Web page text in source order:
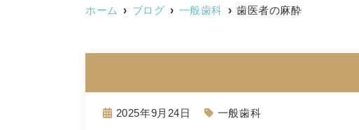
ホーム ブログ 一般歯科 歯医者の麻酔
2025年9月24日 一般歯科